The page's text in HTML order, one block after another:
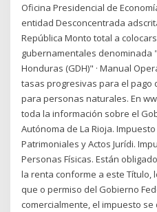
Oficina Presidencial de
entidad Desconcentrada
República Monto total a
gubernamentales denominada
Honduras (GDH)" · Manual
tasas progresivas para el pago
para personas naturales. En
toda la información sobre el
Autónoma de La Rioja.
Patrimoniales y Actos Jurídi.
Personas Físicas. Están
la renta conforme a este
que o permiso del Gobierno
comercialmente, el impuesto